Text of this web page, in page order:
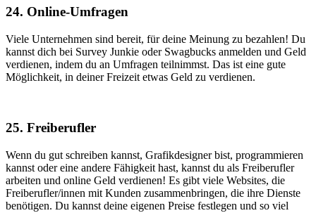
24. Online-Umfragen
Viele Unternehmen sind bereit, für deine Meinung zu bezahlen! Du
kannst dich bei Survey Junkie oder Swagbucks anmelden und Geld
verdienen, indem du an Umfragen teilnimmst. Das ist eine gute
Möglichkeit, in deiner Freizeit etwas Geld zu verdienen.
25. Freiberufler
Wenn du gut schreiben kannst, Grafikdesigner bist, programmieren
kannst oder eine andere Fähigkeit hast, kannst du als Freiberufler
arbeiten und online Geld verdienen! Es gibt viele Websites, die
Freiberufler/innen mit Kunden zusammenbringen, die ihre Dienste
benötigen. Du kannst deine eigenen Preise festlegen und so viel